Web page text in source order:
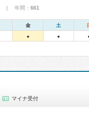
| 年間： 661
金 土
● ●
マイナ受付